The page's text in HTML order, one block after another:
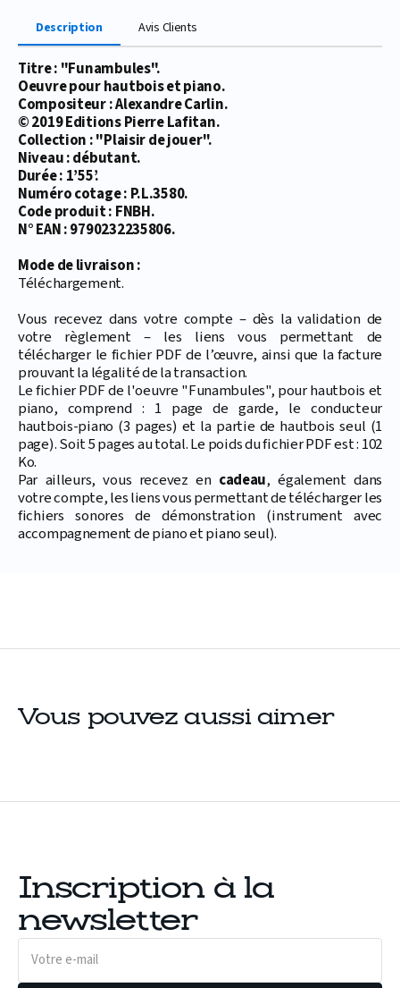
Description Avis Clients
Titre : "Funambules".
Oeuvre pour hautbois et piano.
Compositeur : Alexandre Carlin.
© 2019 Editions Pierre Lafitan.
Collection : "Plaisir de jouer".
Niveau : débutant.
Durée : 1’55’.
Numéro cotage : P.L.3580.
Code produit : FNBH.
N° EAN : 9790232235806.
Mode de livraison :
Téléchargement.
Vous recevez dans votre compte – dès la validation de
votre règlement – les liens vous permettant de
télécharger le fichier PDF de l’œuvre, ainsi que la facture
prouvant la légalité de la transaction.
Le fichier PDF de l'oeuvre "Funambules", pour hautbois et
piano, comprend : 1 page de garde, le conducteur
hautbois-piano (3 pages) et la partie de hautbois seul (1
page). Soit 5 pages au total. Le poids du fichier PDF est : 102
Ko.
Par ailleurs, vous recevez en cadeau, également dans
votre compte, les liens vous permettant de télécharger les
fichiers sonores de démonstration (instrument avec
accompagnement de piano et piano seul).
Vous pouvez aussi aimer
Inscription à la
newsletter
Votre
mail